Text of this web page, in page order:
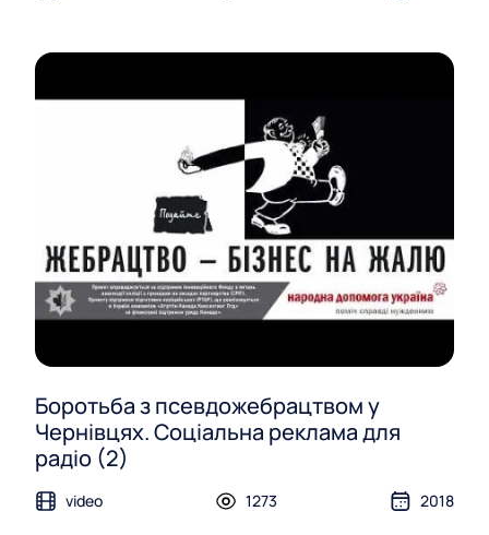
Боротьба з псевдожебрацтвом у
Чернівцях. Соціальна реклама для
радіо (2)
video 1273 2018